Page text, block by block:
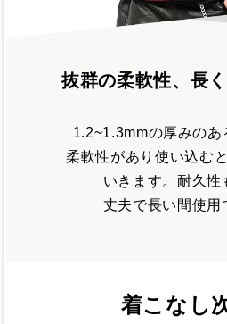
抜群の柔軟性、長
1.2~1.3mmの厚みのあ
柔軟性があり使い込む
いきます。耐久性
丈夫で長い間使用
着こなし